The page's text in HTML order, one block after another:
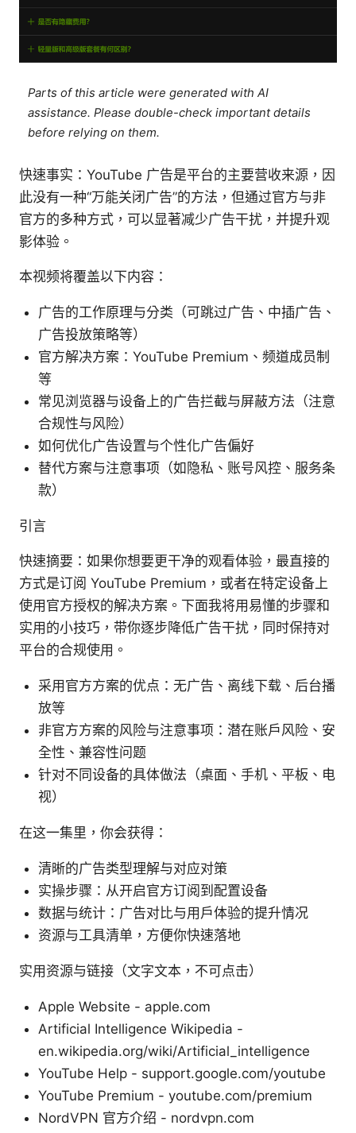
Parts of this article were generated with AI
assistance. Please double-check important details
before relying on them.
快速事实：YouTube 广告是平台的主要营收来源，因
此没有一种“万能关闭广告”的方法，但通过官方与非
官方的多种方式，可以显著减少广告干扰，并提升观
影体验。
本视频将覆盖以下内容：
广告的工作原理与分类（可跳过广告、中插广告、
广告投放策略等）
官方解决方案：YouTube Premium、频道成员制
等
常见浏览器与设备上的广告拦截与屏蔽方法（注意
合规性与风险）
如何优化广告设置与个性化广告偏好
替代方案与注意事项（如隐私、账号风控、服务条
款）
引言
快速摘要：如果你想要更干净的观看体验，最直接的
方式是订阅 YouTube Premium，或者在特定设备上
使用官方授权的解决方案。下面我将用易懂的步骤和
实用的小技巧，带你逐步降低广告干扰，同时保持对
平台的合规使用。
采用官方方案的优点：无广告、离线下载、后台播
放等
非官方方案的风险与注意事项：潜在账户风险、安
全性、兼容性问题
针对不同设备的具体做法（桌面、手机、平板、电
视）
在这一集里，你会获得：
清晰的广告类型理解与对应对策
实操步骤：从开启官方订阅到配置设备
数据与统计：广告对比与用户体验的提升情况
资源与工具清单，方便你快速落地
实用资源与链接（文字文本，不可点击）
Apple Website - apple.com
Artificial Intelligence Wikipedia -
en.wikipedia.org/wiki/Artificial_intelligence
YouTube Help - support.google.com/youtube
YouTube Premium - youtube.com/premium
NordVPN 官方介绍 - nordvpn.com